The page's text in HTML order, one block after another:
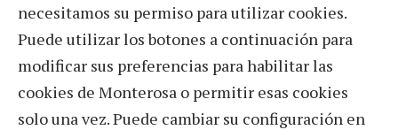
necesitamos su permiso para utilizar cookies.
Puede utilizar los botones a continuación para
modificar sus preferencias para habilitar las
cookies de Monterosa o permitir esas cookies
solo una vez. Puede cambiar su configuración en